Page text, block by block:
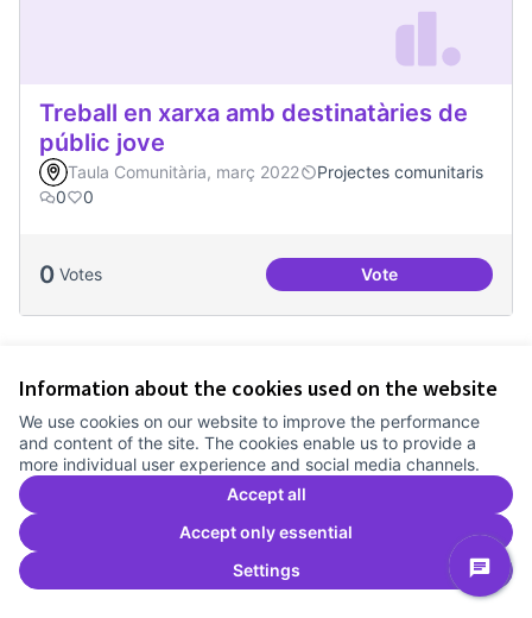
Information about the cookies used on the website
We use cookies on our website to improve the performance
and content of the site. The cookies enable us to provide a
more individual user experience and social media channels.
Accept all
Accept only essential
Settings
Treball en xarxa amb destinatàries de
públic jove
Taula Comunitària, març 2022
Projectes comunitaris
0
0
0 Votes VoteTreball en xarxa
Una única Festa Major
0